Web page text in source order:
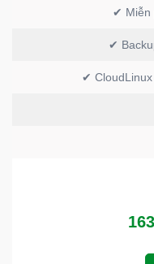
✔ Miễn
✔
✔ CloudLinux